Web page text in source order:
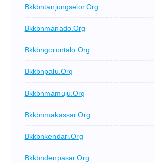
Bkkbntanjungselor.org
Bkkbnmanado.org
Bkkbngorontalo.org
Bkkbnpalu.org
Bkkbnmamuju.org
Bkkbnmakassar.org
Bkkbnkendari.org
Bkkbndenpasar.org